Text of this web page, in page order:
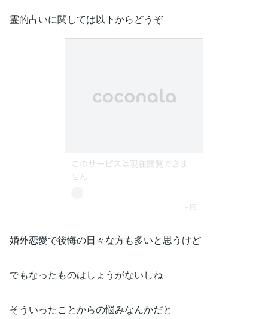
霊的占いに関しては以下からどうぞ
婚外恋愛で後悔の日々な方も多いと思うけど
でもなったものはしょうがないしね
そういったことからの悩みなんかだと